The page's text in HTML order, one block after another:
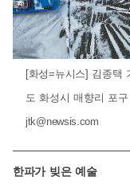
[화성=뉴시스] 김종택
도 화성시 매향리 포
jtk@newsis.com
한파가 빚은 예술